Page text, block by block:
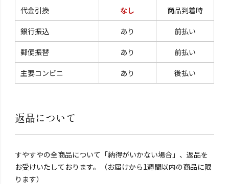
代金引換 なし 商品到着時
銀行振込 あり 前払い
郵便振替 あり 前払い
主要コンビニ あり 後払い
返品について
すやすやの全商品について「納得がいかない場合」、返品を
お受けいたしております。（お届けから1週間以内の商品に限
ります）